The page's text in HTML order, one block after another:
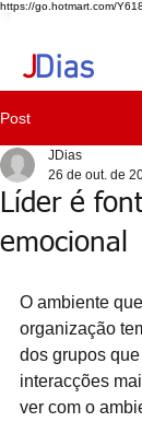
https://go.hotmart.com/
JDias
Post
Líder é
emocional
JDias
26 de out. de
O ambiente
organização
dos grupos
interacções
ver com o